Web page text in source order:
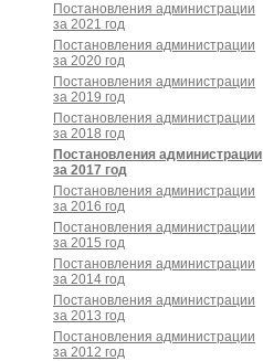
Постановления администрации
за 2021 год
Постановления администрации
за 2020 год
Постановления администрации
за 2019 год
Постановления администрации
за 2018 год
Постановления администрации
за 2017 год
Постановления администрации
за 2016 год
Постановления администрации
за 2015 год
Постановления администрации
за 2014 год
Постановления администрации
за 2013 год
Постановления администрации
за 2012 год